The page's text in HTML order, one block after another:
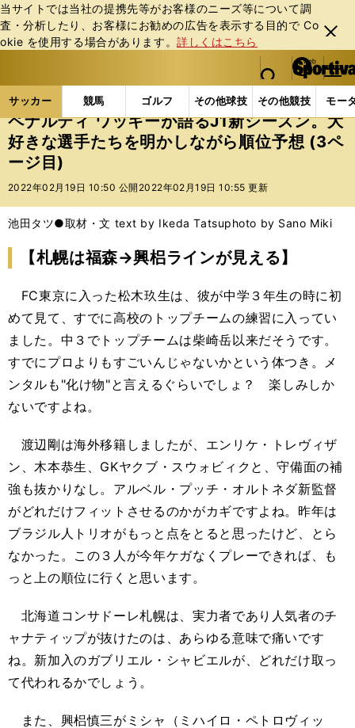
当サイトでは当社の提携先等がお客様のニーズ等について調
査・分析したり、お客様にお勧めの広告を表⽰する⽬的で Co
okie を使⽤する場合があります。詳しくはこちら
閉じ
る
web Sportiva (webスポルティーバ)
検索
マイペ
ー
ジ
メニュ
サッカー 競馬 ゴルフ その他球技 その他競技 モー
ス
ポ
ル
テ
ー
バ
サッカーの記事一覧 Jリーグ他 Jリーグ ペナル
ペナルティ ワッキーが語るJ1新シーズン。大
好きな選手たちを明かしながら順位予想 (3ペ
ージ目)
2022年02月19日 10:50 公開 2022年02月19日 10:55 更新
池田タツ●取材・文 text by Ikeda Tatsuphoto by Sano Miki
【札幌は福森→興梠ラインが見える】
FC東京に入った松木玖生は、彼が中学３年生の時に初
めて見て、すでに高校のトップチームの練習に入ってい
ました。中３でトップチームは柴崎岳以来だそうです。
すでにプロよりもすごいんじゃないかという体つき。メ
ンタルも"化け物"と言えるぐらいでしょ？ 楽しみしか
ないですよね。
渡辺剛は海外移籍しましたが、エンリケ・トレヴィザ
ン、木本恭生、GKヤクブ・スウォビィクと、守備面の補
強も抜かりなし。アルベル・プッチ・オルトネダ新監督
がどれだけフィットさせるのかがカギですよね。昨年は
ブラジル人トリオがもっと点をとると思ったけど、とら
なかった。この３人が今年ケガなくプレーできれば、も
っと上の順位に行くと思います。
北海道コンサドーレ札幌は、実力者であり人気者のチ
ャナティップが抜けたのは、あらゆる意味で痛いです
ね。新加入のガブリエル・シャビエルが、どれだけ取っ
て代われるかでしょう。
また、興梠慎三がミシャ（ミハイロ・ペトロヴィッ